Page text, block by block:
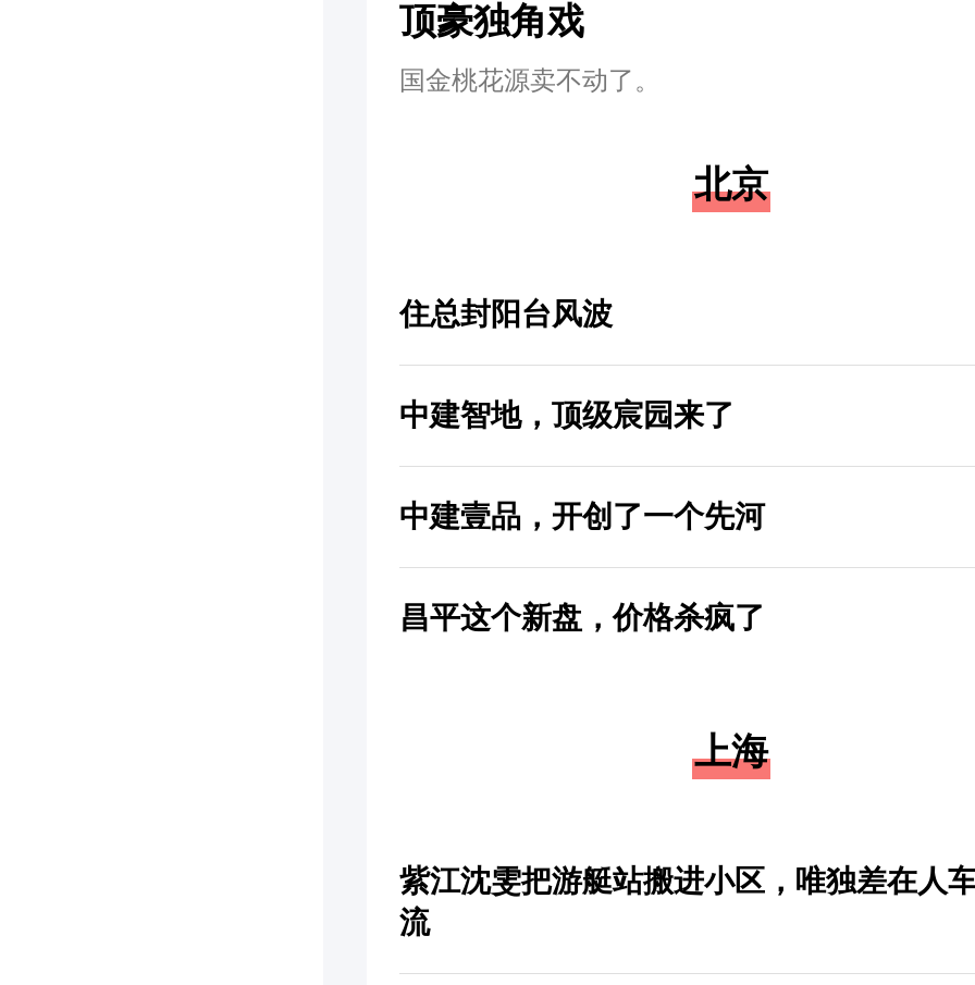
顶豪独角戏
国金桃花源卖不动了。
北京
住总封阳台风波
中建智地，顶级宸园来了
中建壹品，开创了一个先河
昌平这个新盘，价格杀疯了
上海
紫江沈雯把游艇站搬进小区，唯独差在人
流